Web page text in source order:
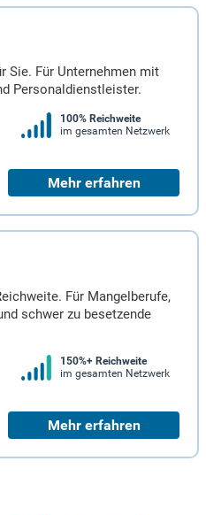
Sie. Für Unternehmen mit
Personaldienstleister.
100% Reichweite
im gesamten Netzwerk
Mehr erfahren
Für Mangelberufe,
schwer zu besetzende
150%+ Reichweite
im gesamten Netzwerk
Mehr erfahren